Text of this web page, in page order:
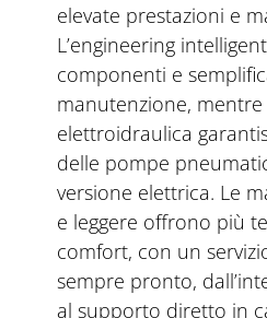
elevate prestazioni e
L’engineering
componenti e
manutenzione,
elettroidraulica
delle pompe
versione elettrica. Le
e leggere offrono più
comfort, con un
sempre pronto,
al supporto diretto in